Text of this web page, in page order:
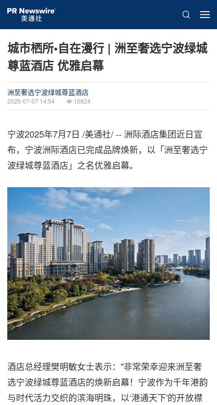
城市栖所•自在漫行 | 洲至奢选宁波绿城
尊蓝酒店 优雅启幕
洲至奢选宁波绿城尊蓝酒店
2025-07-07 14:54 10824
宁波2025年7月7日 /美通社/ -- 洲际酒店集团近日宣
布，宁波洲际酒店已完成品牌焕新，以「洲至奢选宁
波绿城尊蓝酒店」之名优雅启幕。
酒店总经理樊明敏女士表示："非常荣幸迎来洲至奢
选宁波绿城尊蓝酒店的焕新启幕！宁波作为千年港韵
与时代活力交织的滨海明珠，以‘港通天下'的开放襟